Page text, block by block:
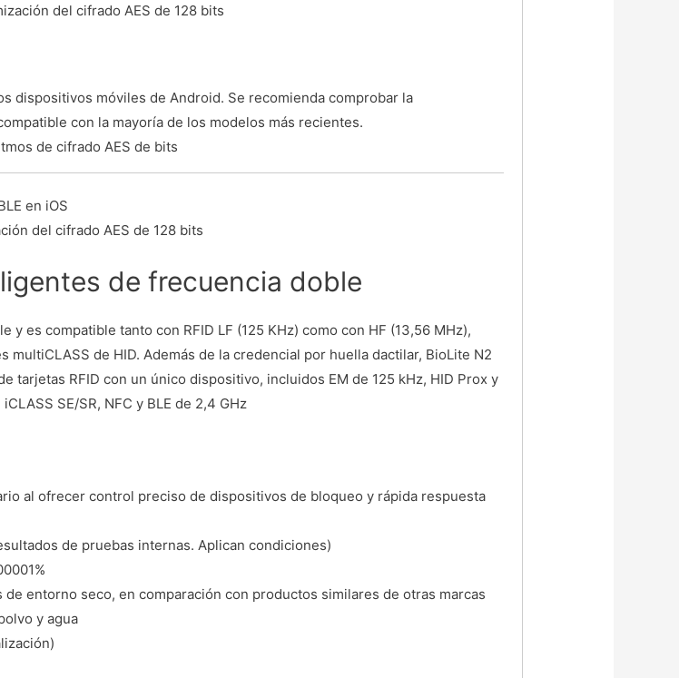
del cifrado AES de 128 bits
dispositivos móviles de Android. Se recomienda comprobar la
con la mayoría de los modelos más recientes.
de cifrado AES de bits
en iOS
del cifrado AES de 128 bits
de frecuencia doble
es compatible tanto con RFID LF (125 KHz) como con HF (13,56 MHz),
de HID. Además de la credencial por huella dactilar, BioLite N2
tarjetas RFID con un único dispositivo, incluidos EM de 125 kHz, HID Prox y
SE/SR, NFC y BLE de 2,4 GHz
al ofrecer control preciso de dispositivos de bloqueo y rápida respuesta
de pruebas internas. Aplican condiciones)
entorno seco, en comparación con productos similares de otras marcas
y agua